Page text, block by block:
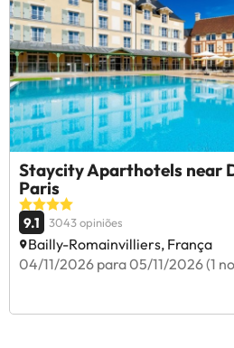
Staycity Aparthotels near
Paris
9.1 3043 opiniões
Bailly-Romainvilliers, França
04/11/2026 para 05/11/2026 (1